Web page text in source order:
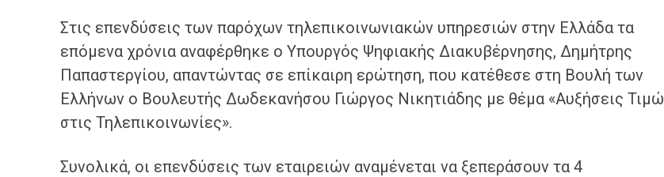
Στις επενδύσεις των παρόχων τηλεπικοινωνιακών υπηρεσιών στην Ελλάδα τα
επόμενα χρόνια αναφέρθηκε ο Υπουργός Ψηφιακής Διακυβέρνησης, Δημήτρης
Παπαστεργίου, απαντώντας σε επίκαιρη ερώτηση, που κατέθεσε στη Βουλή των
Ελλήνων ο Βουλευτής Δωδεκανήσου Γιώργος Νικητιάδης με θέμα «Αυξήσεις
στις Τηλεπικοινωνίες».
Συνολικά, οι επενδύσεις των εταιρειών αναμένεται να ξεπεράσουν τα 4